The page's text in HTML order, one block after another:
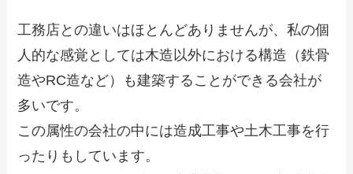
工務店との違いはほとんどありませんが、私の個
人的な感覚としては木造以外における構造（鉄骨
造やRC造など）も建築することができる会社が
多いです。
この属性の会社の中には造成工事や土木工事を行
ったりもしています。